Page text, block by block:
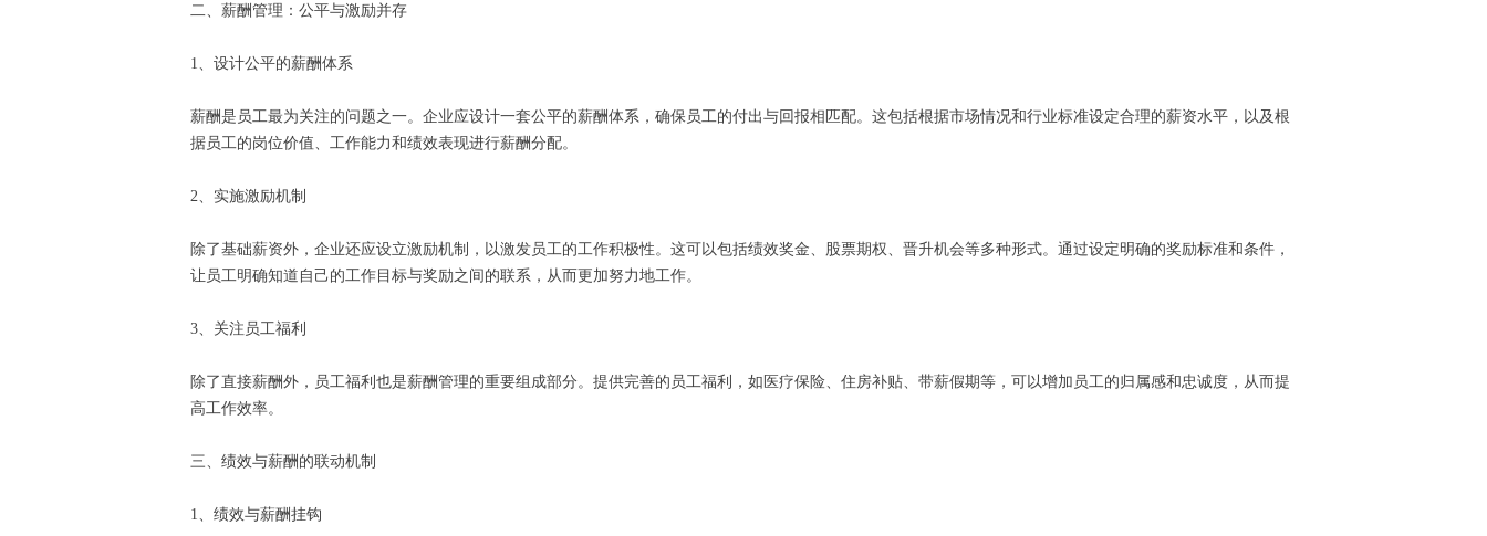
二、薪酬管理：公平与激励并存
1、设计公平的薪酬体系
薪酬是员工最为关注的问题之一。企业应设计一套公平的薪酬体系，确保员工的付出与回报相匹配。这包括根据市场情况和行业标准设定合理的薪资水平，以及根
据员工的岗位价值、工作能力和绩效表现进行薪酬分配。
2、实施激励机制
除了基础薪资外，企业还应设立激励机制，以激发员工的工作积极性。这可以包括绩效奖金、股票期权、晋升机会等多种形式。通过设定明确的奖励标准和条件，
让员工明确知道自己的工作目标与奖励之间的联系，从而更加努力地工作。
3、关注员工福利
除了直接薪酬外，员工福利也是薪酬管理的重要组成部分。提供完善的员工福利，如医疗保险、住房补贴、带薪假期等，可以增加员工的归属感和忠诚度，从而提
高工作效率。
三、绩效与薪酬的联动机制
1、绩效与薪酬挂钩